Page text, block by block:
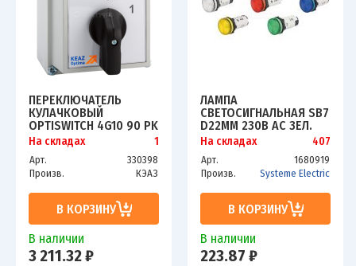
ПЕРЕКЛЮЧАТЕЛЬ
КУЛАЧКОВЫЙ
OPTISWITCH 4G10 90 PK
R014 КЭАЗ 219857
На складах 1
Арт.
330398
Произв.
КЭАЗ
В КОРЗИНУ
В наличии
3 211.32 ₽
ЛАМПА
СВЕТОСИГНАЛЬНАЯ SB7
D22ММ 230В AC ЗЕЛ.
МОНОБЛОЧНАЯ SE
SB7EV03MP
На складах 407
Арт.
1680919
Произв.
Systeme Electric
В КОРЗИНУ
В наличии
223.87 ₽